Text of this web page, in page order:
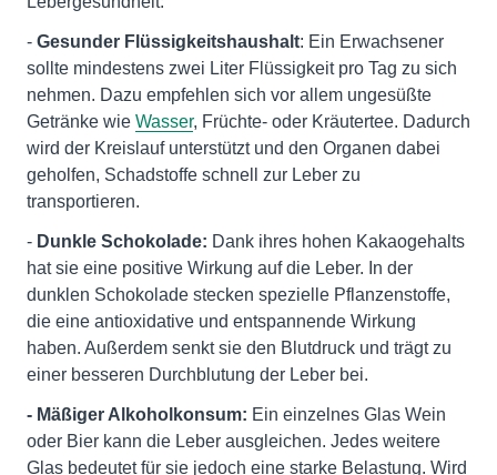
- Gesunder Flüssigkeitshaushalt: Ein Erwachsener
sollte mindestens zwei Liter Flüssigkeit pro Tag zu sich
nehmen. Dazu empfehlen sich vor allem ungesüßte
Getränke wie Wasser, Früchte- oder Kräutertee. Dadurch
wird der Kreislauf unterstützt und den Organen dabei
geholfen, Schadstoffe schnell zur Leber zu
transportieren.
- Dunkle Schokolade: Dank ihres hohen Kakaogehalts
hat sie eine positive Wirkung auf die Leber. In der
dunklen Schokolade stecken spezielle Pflanzenstoffe,
die eine antioxidative und entspannende Wirkung
haben. Außerdem senkt sie den Blutdruck und trägt zu
einer besseren Durchblutung der Leber bei.
- Mäßiger Alkoholkonsum: Ein einzelnes Glas Wein
oder Bier kann die Leber ausgleichen. Jedes weitere
Glas bedeutet für sie jedoch eine starke Belastung. Wird